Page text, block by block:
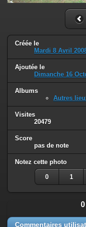
Créée le
Mardi 8 Avril
Ajoutée le
Dimanche 16
Albums
Autres
Visites
20479
Score
pas de note
Notez cette photo
0 1
Commentaires